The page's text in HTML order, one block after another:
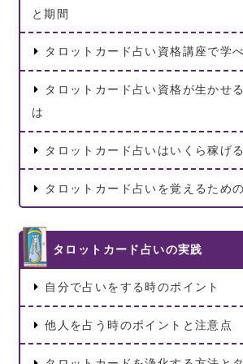
と期間
タロットカード占い資格講座で学
タロットカード占い資格が生かせ
は
タロットカード占いはいくら稼げ
タロットカード占いを覚えるため
タロットカード占いの実践
自分で占いをする時のポイント
他人を占う時のポイントと注意点